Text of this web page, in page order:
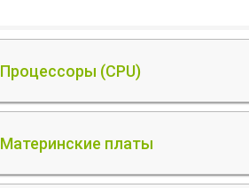
Процессоры (CPU)
Материнские платы